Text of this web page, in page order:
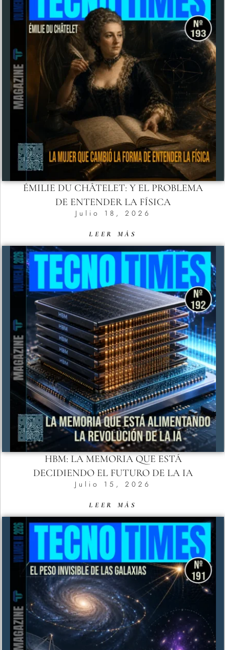
ÉMILIE DU CHÂTELET: Y EL PROBLEMA
DE ENTENDER LA FÍSICA
Julio 18, 2026
LEER MÁS
HBM: LA MEMORIA QUE ESTÁ
DECIDIENDO EL FUTURO DE LA IA
Julio 15, 2026
LEER MÁS